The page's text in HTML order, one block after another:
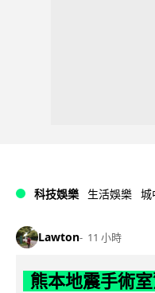
科技娛樂 生活娛樂 城
Lawton 11 小時
熊本地震手術